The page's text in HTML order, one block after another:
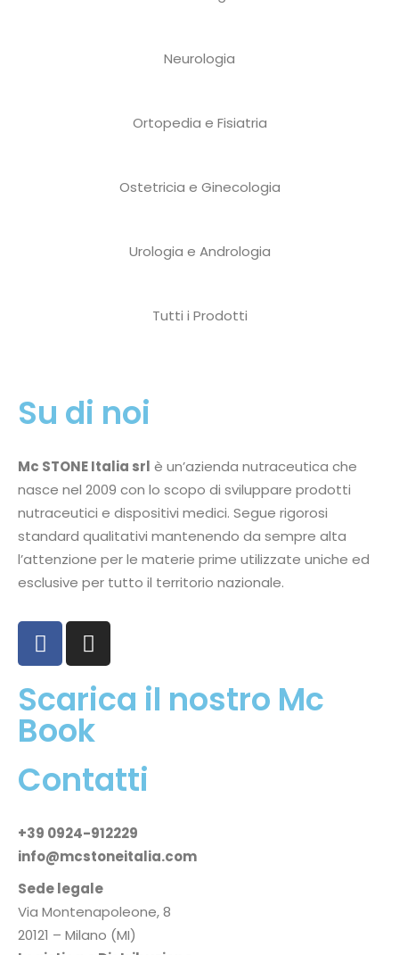
Neurologia
Ortopedia e Fisiatria
Ostetricia e Ginecologia
Urologia e Andrologia
Tutti i Prodotti
Su di noi
Mc STONE Italia srl è un’azienda nutraceutica che
nasce nel 2009 con lo scopo di sviluppare prodotti
nutraceutici e dispositivi medici. Segue rigorosi
standard qualitativi mantenendo da sempre alta
l’attenzione per le materie prime utilizzate uniche ed
esclusive per tutto il territorio nazionale.
Scarica il nostro Mc
Book
Contatti
+39 0924-912229
info@mcstoneitalia.com
Sede legale
Via Montenapoleone, 8
20121 – Milano (MI)